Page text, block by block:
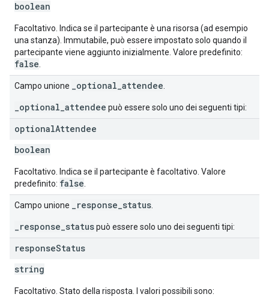
boolean
Facoltativo. Indica se il partecipante è una risorsa (ad esempio
una stanza). Immutabile, può essere impostato solo quando il
partecipante viene aggiunto inizialmente. Valore predefinito:
false
Campo unione _optional_attendee
_optional_attendee può essere solo uno dei seguenti tipi:
optionalAttendee
boolean
Facoltativo. Indica se il partecipante è facoltativo. Valore
predefinito: false
Campo unione _response_status
_response_statuspuò essere solo uno dei seguenti tipi:
responseStatus
string
Facoltativo. Stato della risposta. I valori possibili sono: